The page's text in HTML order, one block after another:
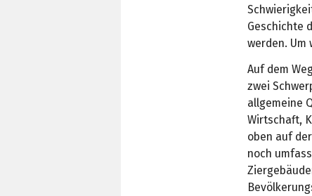
Geschichte
werden. Um
Auf dem
zwei
allgemeine
Wirtschaft,
oben auf
noch